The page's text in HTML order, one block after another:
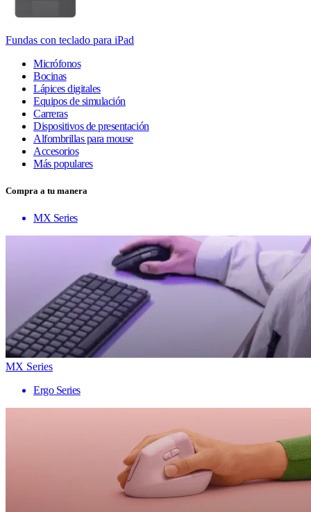
Fundas con teclado para iPad
Micrófonos
Bocinas
Lápices digitales
Equipos de simulación
Carreras
Dispositivos de presentación
Alfombrillas para mouse
Accesorios
Más populares
Compra a tu manera
MX Series
MX Series
Ergo Series